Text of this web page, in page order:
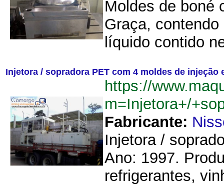
Moldes de boné
Graça,
líquido contido
Injetora / sopradora PET com 4 moldes de injeção
https://
m=Injetora+/
Fabricante:
Injetora /
Ano: 1997.
refrigerantes,